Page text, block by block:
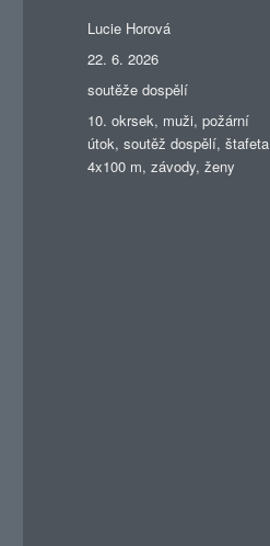
Autor:
Lucie Horová
Publikováno:
22. 6. 2026
Rubriky:
soutěže dospělí
Štítky:
10. okrsek, muži,požární
útok,soutěž dospělí,štafeta
4x100 m,závody,ženy